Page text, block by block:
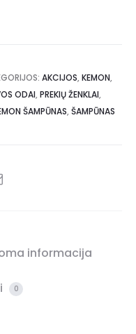
AKCIJOS, KEMON,
ODAI, PREKIŲ ŽENKLAI,
ŠAMPŪNAS, ŠAMPŪNAS
informacija
0